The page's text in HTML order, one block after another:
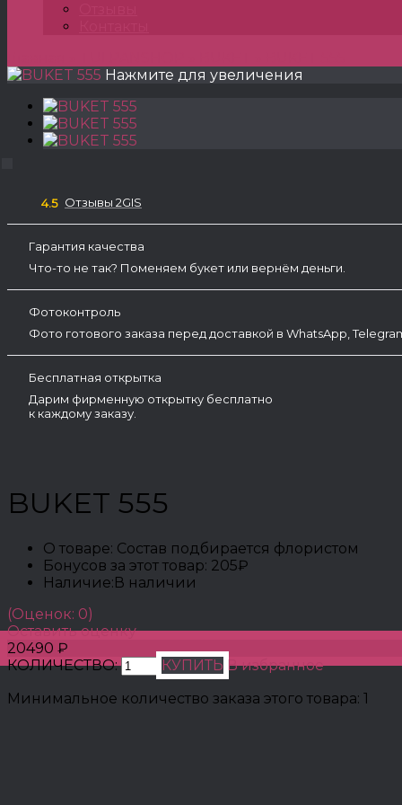
Нажмите для увеличения
4.5 Отзывы 2GIS
Гарантия качества
Что-то не так? Поменяем букет или вернём деньги.
Фотоконтроль
Фото готового заказа перед доставкой в WhatsApp,
Бесплатная открытка
Дарим фирменную открытку бесплатно
к каждому заказу.
BUKET 555
О товаре: Состав подбирается флористом
Бонусов за этот товар: 205₽
Наличие:В наличии
(Оценок: 0)
Оставить оценку
20490 ₽
КОЛИЧЕСТВО:
КУПИТЬ В избранное
Минимальное количество заказа этого товара: 1